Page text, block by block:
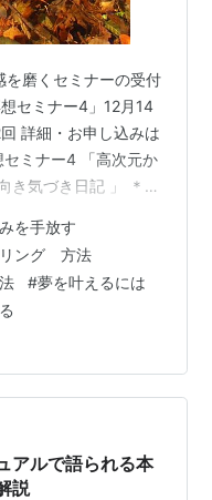
を磨くセミナーの受付
セミナー4」12月14
詳細・お申し込みは
ミナー4 「高次元か
き気づき日記 」 ＊瞑
直感を磨く」 12月21
の2回 詳細・お申し
オンラインセミナ
を受講していなくて
ナーは日…
を手放す
ング 方法
#夢を叶えるには
アルで語られる本
説